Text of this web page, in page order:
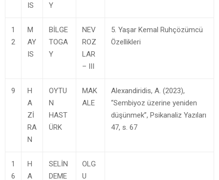
IS
Y
1
2
M
AY
IS
BİLGE
TOGA
Y
NEV
ROZ
LAR
– III
5. Yaşar Kemal Ruhçözümcü
Özellikleri
9
H
A
Zİ
RA
N
OYTU
N
HAST
ÜRK
MAK
ALE
Alexandiridis, A. (2023),
“Sembiyoz üzerine yeniden
düşünmek”, Psikanaliz Yazıları
47, s. 67
1
6
H
A
SELİN
DEME
OLG
U